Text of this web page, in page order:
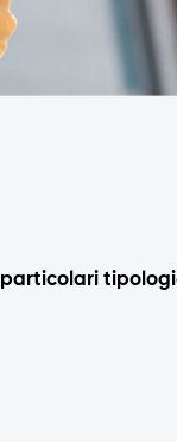
particolari